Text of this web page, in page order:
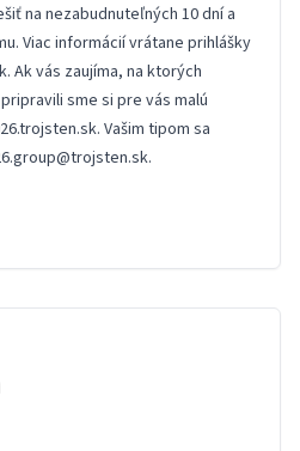
na nezabudnuteľných 10 dní a
Viac informácií vrátane prihlášky
. Ak vás zaujíma, na ktorých
sme si pre vás malú
. Vašim tipom sa
.